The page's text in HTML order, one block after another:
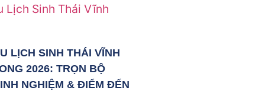
LỊCH SINH THÁI VĨNH
2026: TRỌN BỘ
NGHIỆM & ĐIỂM ĐẾN